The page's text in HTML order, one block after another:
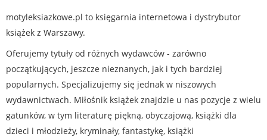
motyleksiazkowe.pl to księgarnia internetowa i dystrybutor
książek z Warszawy.
Oferujemy tytuły od różnych wydawców - zarówno
początkujących, jeszcze nieznanych, jak i tych bardziej
popularnych. Specjalizujemy się jednak w niszowych
wydawnictwach. Miłośnik książek znajdzie u nas pozycje z wielu
gatunków, w tym literaturę piękną, obyczajową, książki dla
dzieci i młodzieży, kryminały, fantastykę, książki